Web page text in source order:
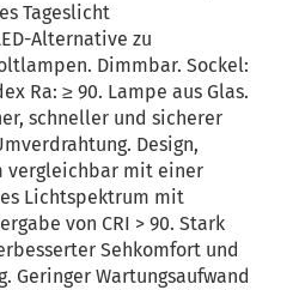
Tageslicht
Alternative zu
Dimmbar. Sockel:
Ra: ≥ 90. Lampe aus Glas.
schneller und sicherer
Design,
vergleichbar mit einer
Lichtspektrum mit
von CRI > 90. Stark
Sehkomfort und
Geringer Wartungsaufwand